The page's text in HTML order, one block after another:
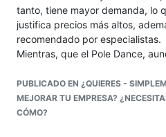
tanto, tiene mayor demanda, lo
justifica precios más altos,
recomendado por especialistas.
Mientras, que el Pole Dance,
recreativo. ¿Lo ves?
Ahora, ¿qué puedes hacer?
Reposicionar la disciplina.
PUBLICADO EN ¿QUIERES -
MEJORAR TU EMPRESA?
CÓMO?